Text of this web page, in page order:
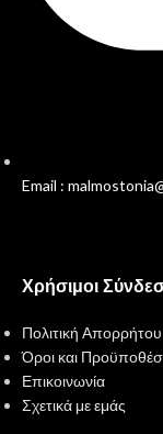
Email :
Χρήσιμοι
Πολιτική Απορρήτου
Όροι και
Επικοινωνία
Σχετικά με εμάς